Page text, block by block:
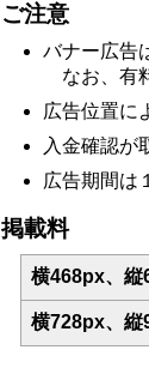
ご注意
バナー広告
なお、有
広告位置に
入金確認が
広告期間は
掲載料
横468px、縦
横728px、縦